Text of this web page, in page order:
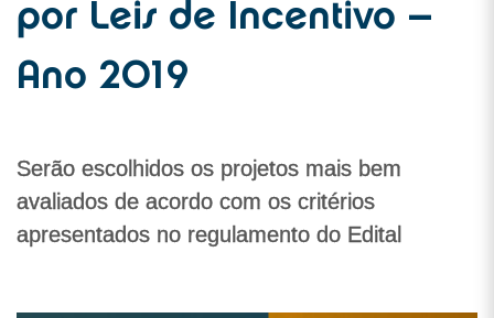
por Leis de Incentivo –
Ano 2019
Serão escolhidos os projetos mais bem
avaliados de acordo com os critérios
apresentados no regulamento do Edital